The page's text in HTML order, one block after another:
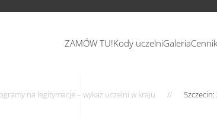
ZAMÓW TU!Kody uczelniGaleriaCennik
na legitymacje – wykaz uczelni w kraju Szczecin: